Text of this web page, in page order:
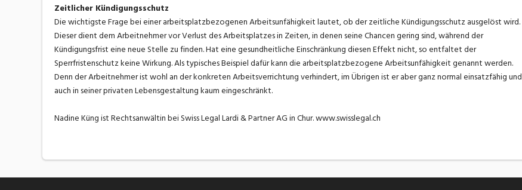
Zeitlicher Kündigungsschutz
Die wichtigste Frage bei einer arbeitsplatzbezogenen Arbeitsunfähigkeit lautet, ob der zeitliche Kündigungsschutz ausgelöst wird.
Dieser dient dem Arbeitnehmer vor Verlust des Arbeitsplatzes in Zeiten, in denen seine Chancen gering sind, während der
Kündigungsfrist eine neue Stelle zu finden. Hat eine gesundheitliche Einschränkung diesen Effekt nicht, so entfaltet der
Sperrfristenschutz keine Wirkung. Als typisches Beispiel dafür kann die arbeitsplatzbezogene Arbeitsunfähigkeit genannt werden.
Denn der Arbeitnehmer ist wohl an der konkreten Arbeitsverrichtung verhindert, im Übrigen ist er aber ganz normal einsatzfähig und
auch in seiner privaten Lebensgestaltung kaum eingeschränkt.
Nadine Küng ist Rechtsanwältin bei Swiss Legal Lardi & Partner AG in Chur. www.swisslegal.ch